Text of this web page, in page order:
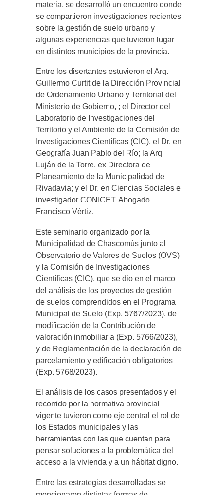
materia, se desarrolló un encuentro donde
se compartieron investigaciones recientes
sobre la gestión de suelo urbano y
algunas experiencias que tuvieron lugar
en distintos municipios de la provincia.
Entre los disertantes estuvieron el Arq.
Guillermo Curtit de la Dirección Provincial
de Ordenamiento Urbano y Territorial del
Ministerio de Gobierno, ; el Director del
Laboratorio de Investigaciones del
Territorio y el Ambiente de la Comisión de
Investigaciones Científicas (CIC), el Dr. en
Geografía Juan Pablo del Río; la Arq.
Luján de la Torre, ex Directora de
Planeamiento de la Municipalidad de
Rivadavia; y el Dr. en Ciencias Sociales e
investigador CONICET, Abogado
Francisco Vértiz.
Este seminario organizado por la
Municipalidad de Chascomús junto al
Observatorio de Valores de Suelos (OVS)
y la Comisión de Investigaciones
Científicas (CIC), que se dio en el marco
del análisis de los proyectos de gestión
de suelos comprendidos en el Programa
Municipal de Suelo (Exp. 5767/2023), de
modificación de la Contribución de
valoración inmobiliaria (Exp. 5766/2023),
y de Reglamentación de la declaración de
parcelamiento y edificación obligatorios
(Exp. 5768/2023).
El análisis de los casos presentados y el
recorrido por la normativa provincial
vigente tuvieron como eje central el rol de
los Estados municipales y las
herramientas con las que cuentan para
pensar soluciones a la problemática del
acceso a la vivienda y a un hábitat digno.
Entre las estrategias desarrolladas se